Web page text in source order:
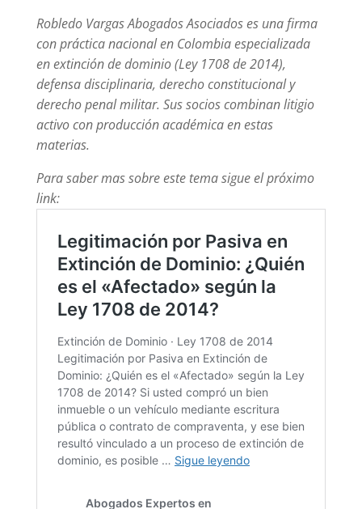
Robledo Vargas Abogados Asociados es una firma
con práctica nacional en Colombia especializada
en extinción de dominio (Ley 1708 de 2014),
defensa disciplinaria, derecho constitucional y
derecho penal militar. Sus socios combinan litigio
activo con producción académica en estas
materias.
Para saber mas sobre este tema sigue el próximo
link: